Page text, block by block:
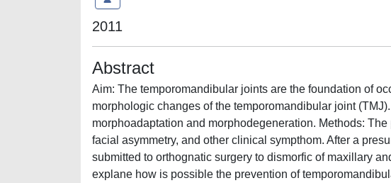
2011
Abstract
Aim: The temporomandibular joints are the foundation of
morphologic changes of the temporomandibular joint
morphoadaptation and morphodegeneration. Methods:
facial asymmetry, and other clinical sympthom. After a
submitted to orthognatic surgery to dismorfic of maxillary
explane how is possible the prevention of